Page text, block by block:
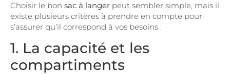
Choisir le bon sac à langer peut sembler simple, mais il
existe plusieurs critères à prendre en compte pour
s’assurer qu’il correspond à vos besoins :
1. La capacité et les
compartiments